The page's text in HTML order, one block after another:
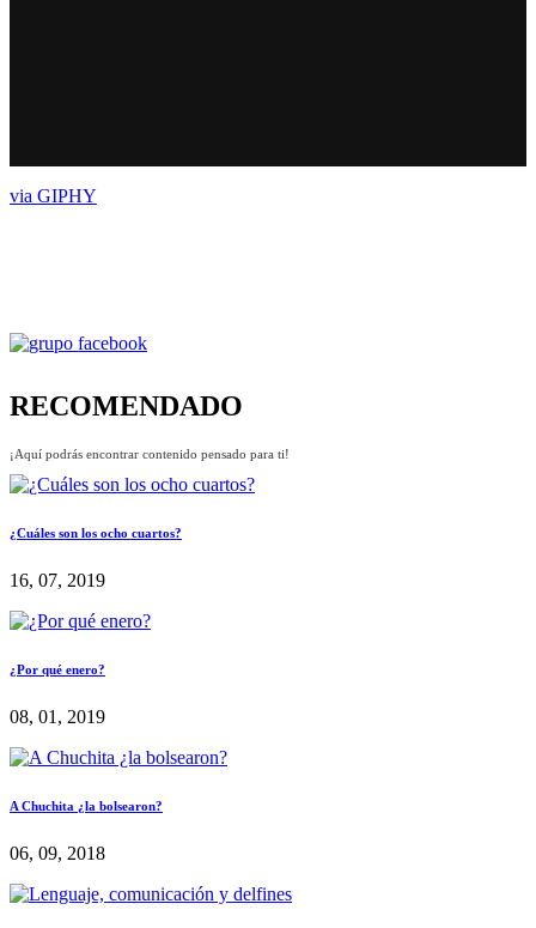
via GIPHY
RECOMENDADO
¡Aquí podrás encontrar contenido pensado para ti!
¿Cuáles son los ocho cuartos?
16, 07, 2019
¿Por qué enero?
08, 01, 2019
A Chuchita ¿la bolsearon?
06, 09, 2018